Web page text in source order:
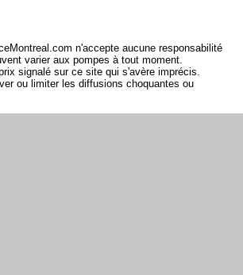
n'accepte aucune responsabilité
varier aux pompes à tout moment.
signalé sur ce site qui s'avère imprécis.
ou limiter les diffusions choquantes ou